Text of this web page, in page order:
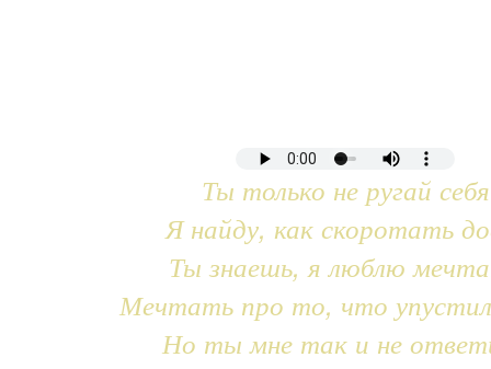
Ты только не ругай себя
Я найду, как скоротать
Ты знаешь, я люблю
Мечтать про то, что
Но ты мне так и не